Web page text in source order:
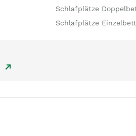
Schlafplätze
Schlafplätze Einzelbett